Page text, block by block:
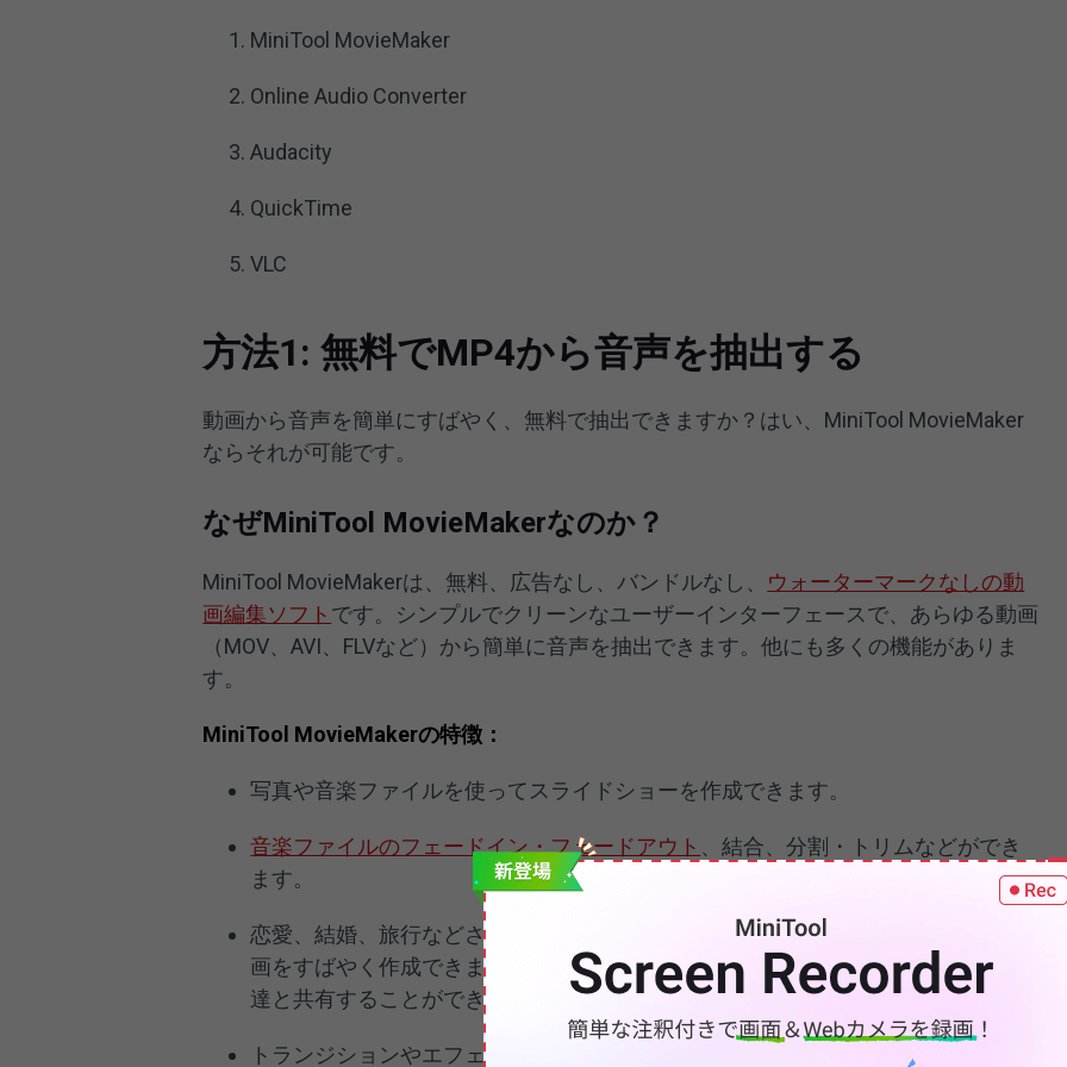
MiniTool MovieMaker
Online Audio Converter
Audacity
QuickTime
VLC
方法1: 無料でMP4から音声を抽出する
動画から音声を簡単にすばやく、無料で抽出できますか？はい、MiniTool MovieMaker
ならそれが可能です。
なぜMiniTool MovieMakerなのか？
MiniTool MovieMakerは、無料、広告なし、バンドルなし、 ウォーターマークなしの動
画編集ソフト です。シンプルでクリーンなユーザーインターフェースで、あらゆる動画
（MOV、AVI、FLVなど）から簡単に音声を抽出できます。他にも多くの機能がありま
す。
MiniTool MovieMakerの特徴：
写真や音楽ファイルを使ってスライドショーを作成できます。
音楽ファイルのフェードイン・フェードアウト
、結合、分割・トリムなどができ
ます。
恋愛、結婚、旅行などさまざまな動画テンプレートが用意されており、優れた動
画をすばやく作成できます。テンプレートを選び、写真や動画を取り込んで、友
達と共有することができます。
トランジションやエフェクトが約100種類用意されており、 複数の動画を組み合わ